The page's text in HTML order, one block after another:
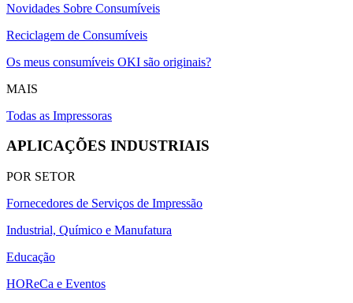
Novidades Sobre Consumíveis
Reciclagem de Consumíveis
Os meus consumíveis OKI são originais?
MAIS
Todas as Impressoras
APLICAÇÕES INDUSTRIAIS
POR SETOR
Fornecedores de Serviços de Impressão
Industrial, Químico e Manufatura
Educação
HOReCa e Eventos